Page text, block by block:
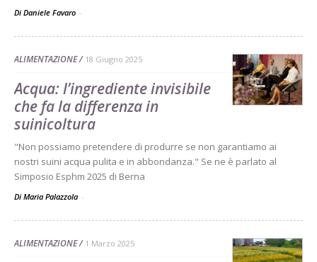
Di Daniele Favaro -
ALIMENTAZIONE 18 Giugno 2025
Acqua: l’ingrediente invisibile
che fa la differenza in
suinicoltura
"Non possiamo pretendere di produrre se non garantiamo ai
nostri suini acqua pulita e in abbondanza." Se ne è parlato al
Simposio Esphm 2025 di Berna
Di Maria Palazzola -
ALIMENTAZIONE 1 Marzo 2025